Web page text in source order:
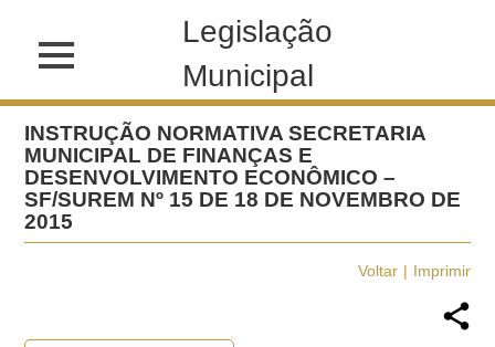
Legislação
Municipal
INSTRUÇÃO NORMATIVA SECRETARIA
MUNICIPAL DE FINANÇAS E
DESENVOLVIMENTO ECONÔMICO –
SF/SUREM Nº 15 DE 18 DE NOVEMBRO DE
2015
Voltar Imprimir